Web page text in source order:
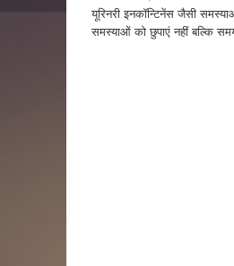
यूरिनरी इनकॉन्टिनेंस जैसी
समस्याओं को छुपाएं नहीं बल्कि